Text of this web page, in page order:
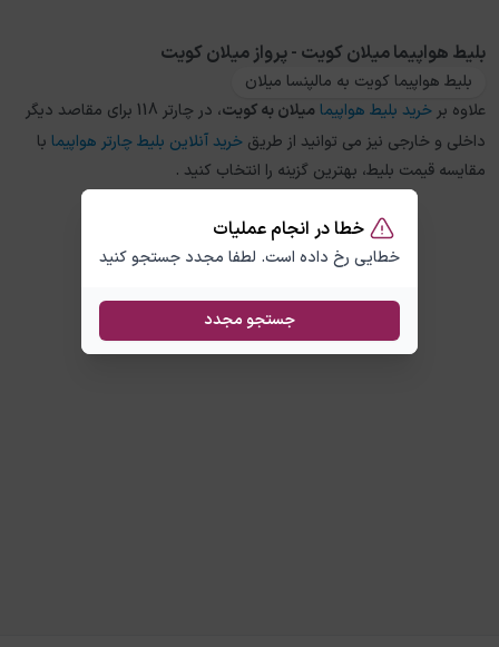
خطا در انجام عملیات
خطایی رخ داده است. لطفا مجدد جستجو کنید
جستجو مجدد
بلیط هواپیما میلان کویت - پرواز میلان کویت
بلیط هواپیما کویت به مالپنسا میلان
علاوه بر خرید بلیط هواپیما میلانبهکویت
، در چارتر 118 برای مقاصد دیگر
داخلی و خارجی نیز می توانید از طریق خرید آنلاین بلیط چارتر هواپیما با
مقایسه قیمت بلیط، بهترین گزینه را انتخاب کنید .